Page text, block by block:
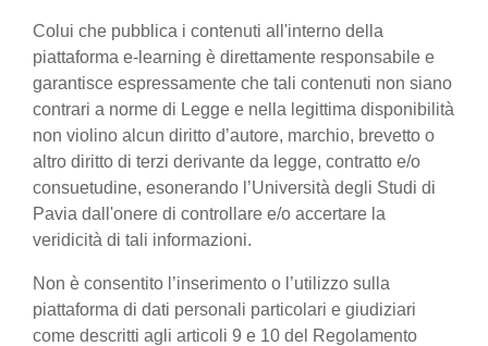
Colui che pubblica i contenuti all'interno della
piattaforma e-learning è direttamente responsabile e
garantisce espressamente che tali contenuti non siano
contrari a norme di Legge e nella legittima disponibilità
non violino alcun diritto d’autore, marchio, brevetto o
altro diritto di terzi derivante da legge, contratto e/o
consuetudine, esonerando l’Università degli Studi di
Pavia dall'onere di controllare e/o accertare la
veridicità di tali informazioni.
Non è consentito l’inserimento o l’utilizzo sulla
piattaforma di dati personali particolari e giudiziari
come descritti agli articoli 9 e 10 del Regolamento